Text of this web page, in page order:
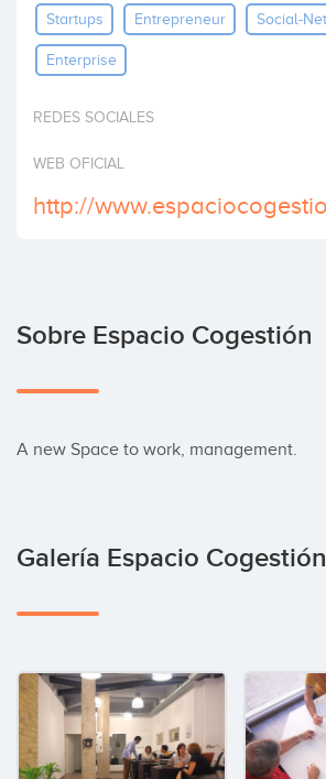
Invertir
Startups Entrepreneur Social-
Enterprise
REDES SOCIALES
WEB OFICIAL
http://
Sobre Espacio Cogestión
A new Space to work, management.
Galería Espacio Cogestión